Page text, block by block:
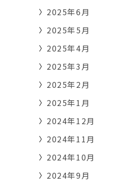
2025年6月
2025年5月
2025年4月
2025年3月
2025年2月
2025年1月
2024年12月
2024年11月
2024年10月
2024年9月